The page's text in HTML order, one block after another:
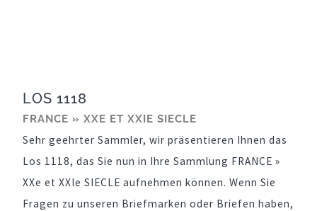
LOS 1118
FRANCE » XXE ET XXIE SIECLE
Sehr geehrter Sammler, wir präsentieren Ihnen das
Los 1118, das Sie nun in Ihre Sammlung FRANCE »
XXe et XXIe SIECLE aufnehmen können. Wenn Sie
Fragen zu unseren Briefmarken oder Briefen haben,